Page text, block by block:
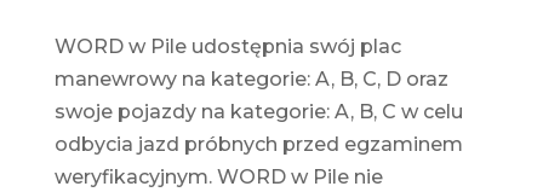
WORD w Pile udostępnia swój plac
manewrowy na kategorie: A, B, C, D oraz
swoje pojazdy na kategorie: A, B, C w celu
odbycia jazd próbnych przed egzaminem
weryfikacyjnym. WORD w Pile nie